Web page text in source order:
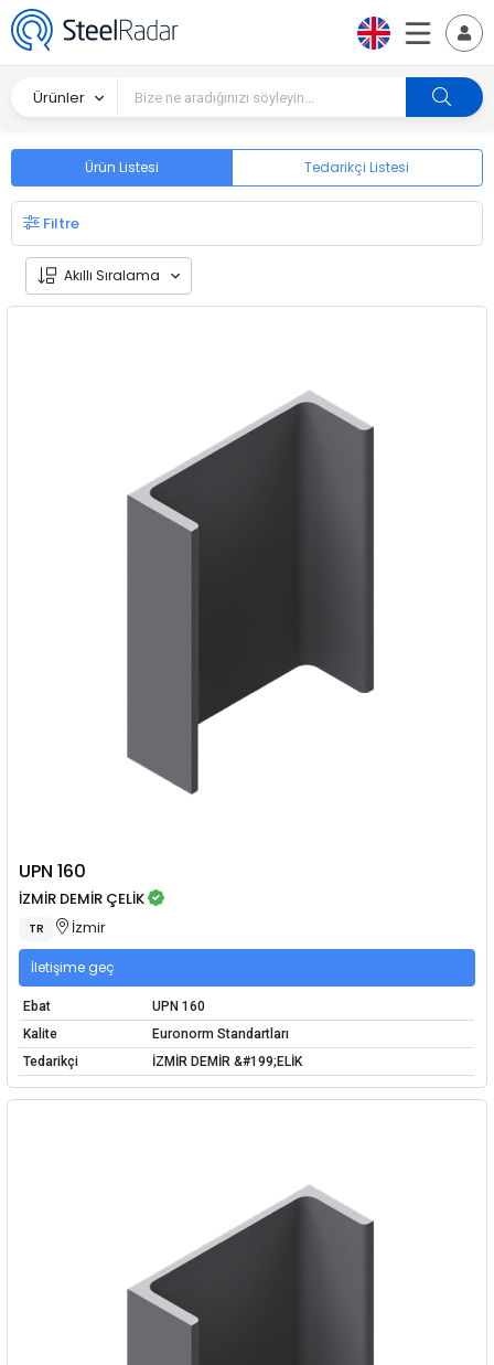
Ürünler
Ürün Listesi Tedarikçi Listesi
Filtre
Akıllı Sıralama
UPN 160
İZMİR DEMİR ÇELİK
TR İzmir
İletişime geç
Ebat
UPN 160
Kalite
Euronorm Standartları
Tedarikçi
İZMİR DEMİR &#199;ELİK